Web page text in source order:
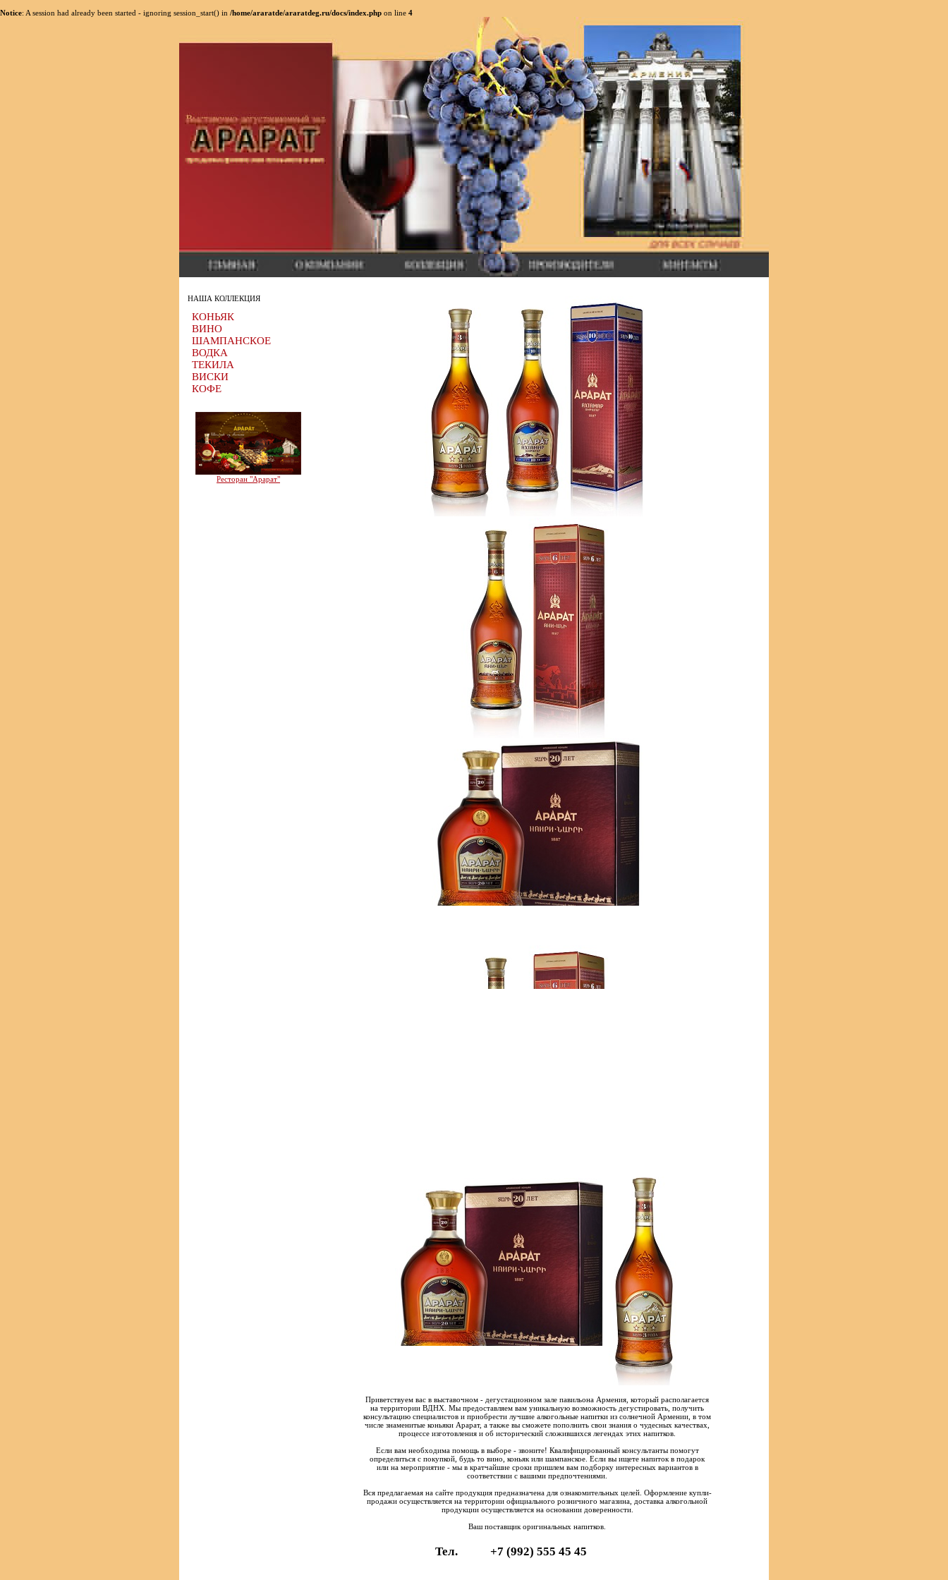
Notice: A session had already been started - ignoring session_start() in /home/araratde/araratdeg.ru/docs/index.php on line 4
НАША КОЛЛЕКЦИЯ
КОНЬЯК
ВИНО
ШАМПАНСКОЕ
ВОДКА
ТЕКИЛА
ВИСКИ
КОФЕ
Ресторан "Арарат"
Приветствуем вас в выставочном - дегустационном зале павильона Армения, который располагается
на территории ВДНХ. Мы предоставляем вам уникальную возможность дегустировать, получить
консультацию специалистов и приобрести лучшие алкогольные напитки из солнечной Армении, в том
числе знаменитые коньяки Арарат, а также вы сможете пополнить свои знания о чудесных качествах,
процессе изготовления и об исторический сложившихся легендах этих напитков.
Если вам необходима помощь в выборе - звоните! Квалифицированный консультанты помогут
определиться с покупкой, будь то вино, коньяк или шампанское. Если вы ищете напиток в подарок
или на мероприятие - мы в кратчайшие сроки пришлем вам подборку интересных вариантов в
соответствии с вашими предпочтениями.
Вся предлагаемая на сайте продукция предназначена для ознакомительных целей. Оформление купли-
продажи осуществляется на территории официального розничного магазина, доставка алкогольной
продукции осуществляется на основании доверенности.
Ваш поставщик оригинальных напитков.
Тел. +7 (992) 555 45 45